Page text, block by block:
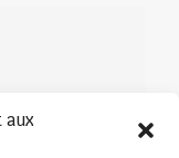
aux